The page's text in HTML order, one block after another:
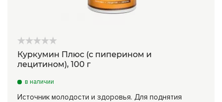
Куркумин Плюс (с пиперином и
лецитином), 100 г
в наличии
Источник молодости и здоровья. Для поднятия